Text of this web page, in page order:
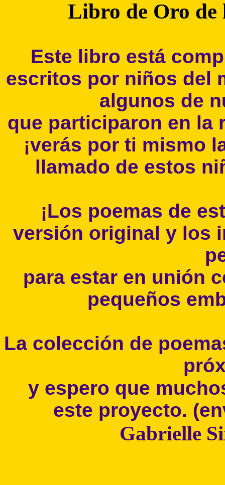
Libro de Oro de
Este libro está
escritos por niños del
algunos de
que participaron en la
¡verás por ti mismo
llamado de estos
¡Los poemas de
versión original y los
para estar en unión
pequeños
La colección de
y espero que
este proyecto.
Gabrielle